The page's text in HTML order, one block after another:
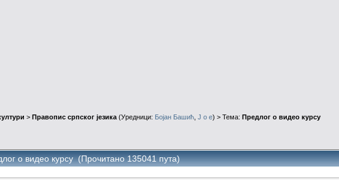
> Правопис српског језика (Уредници: Бојан Башић J o e) > Тема: Предлог о видео курсу
о видео курсу (Прочитано 135041 пута)